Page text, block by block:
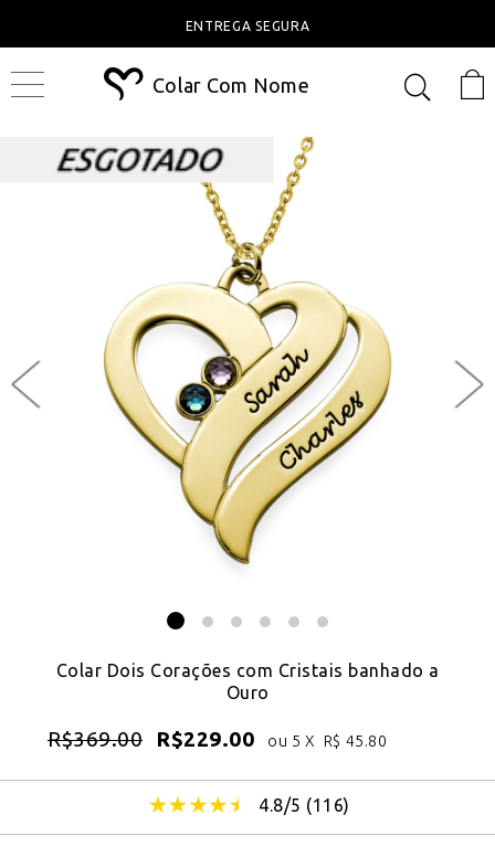
ENTREGA SEGURA
Colar Com Nome
Colar Dois Corações com Cristais banhado a
Ouro
R$369.00 R$229.00 ou 5 X R$ 45.80
4.8/5 (116)